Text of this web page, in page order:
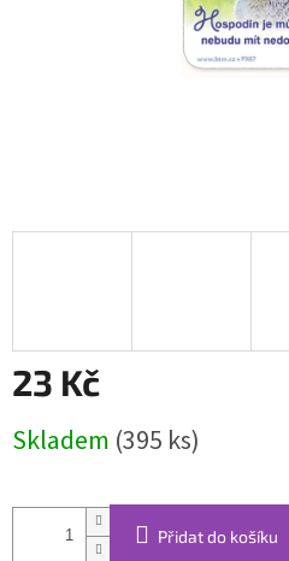
23 Kč
cena:
Skladem (395 ks)
Přidat do košíku